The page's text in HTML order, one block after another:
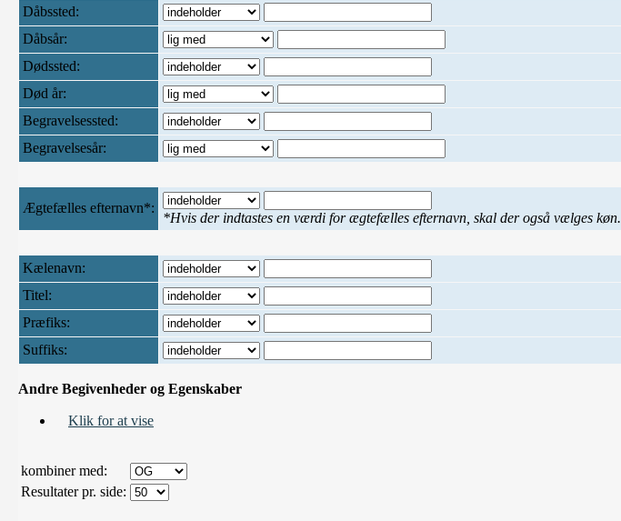
Dåbssted:
Dåbsår:
Dødssted:
Død år:
Begravelsessted:
Begravelsesår:
Ægtefælles efternavn*:
*Hvis der indtastes en værdi for ægtefælles efternavn, skal der også vælges køn.
Kælenavn:
Titel:
Præfiks:
Suffiks:
Andre Begivenheder og Egenskaber
Klik for at vise
kombiner med:
Resultater pr. side: